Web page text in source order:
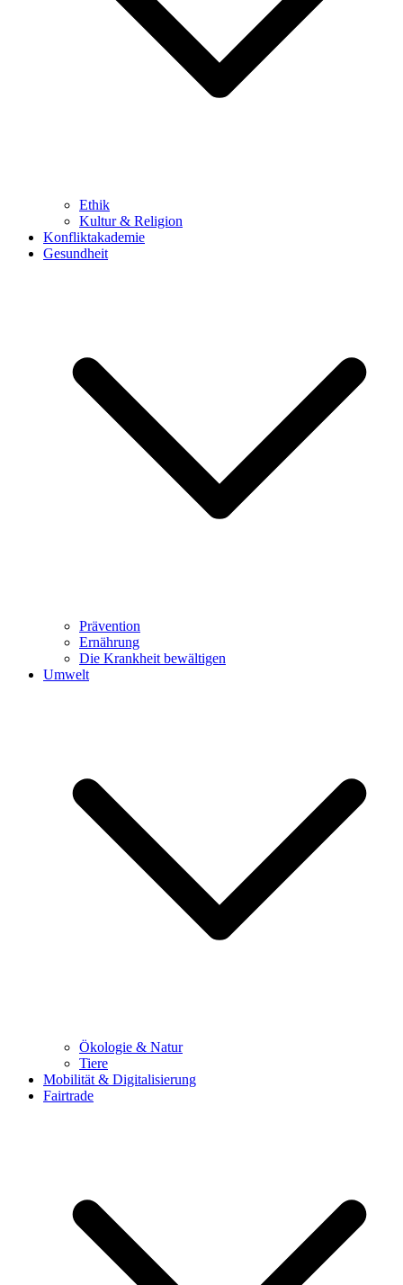
Ethik
Kultur & Religion
Konfliktakademie
Gesundheit
Prävention
Ernährung
Die Krankheit bewältigen
Umwelt
Ökologie & Natur
Tiere
Mobilität & Digitalisierung
Fairtrade